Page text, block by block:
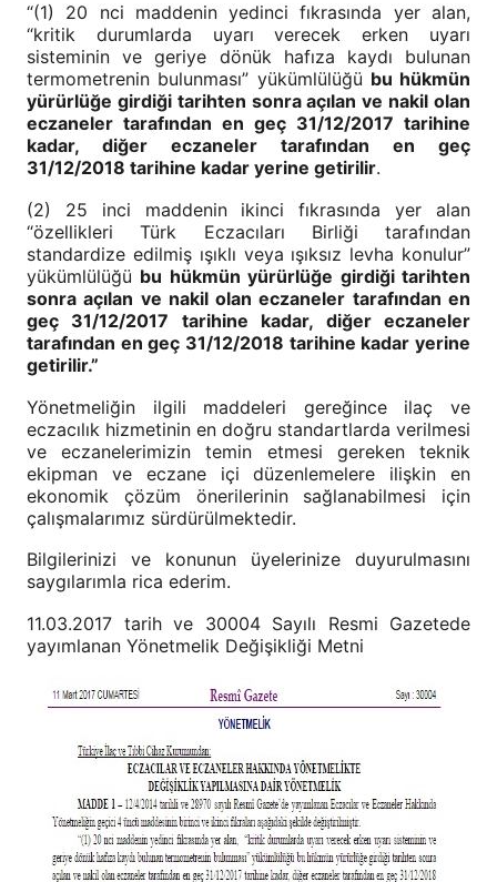
“(1) 20 nci maddenin yedinci fıkrasında yer alan,
“kritik durumlarda uyarı verecek erken uyarı
sisteminin ve geriye dönük hafıza kaydı bulunan
termometrenin bulunması” yükümlülüğü bu hükmün
yürürlüğe girdiği tarihten sonra açılan ve nakil olan
eczaneler tarafından en geç 31/12/2017 tarihine
kadar, diğer eczaneler tarafından en geç
31/12/2018 tarihine kadar yerine getirilir.
(2) 25 inci maddenin ikinci fıkrasında yer alan
“özellikleri Türk Eczacıları Birliği tarafından
standardize edilmiş ışıklı veya ışıksız levha konulur”
yükümlülüğü bu hükmün yürürlüğe girdiği tarihten
sonra açılan ve nakil olan eczaneler tarafından en
geç 31/12/2017 tarihine kadar, diğer eczaneler
tarafından en geç 31/12/2018 tarihine kadar yerine
getirilir.”
Yönetmeliğin ilgili maddeleri gereğince ilaç ve
eczacılık hizmetinin en doğru standartlarda verilmesi
ve eczanelerimizin temin etmesi gereken teknik
ekipman ve eczane içi düzenlemelere ilişkin en
ekonomik çözüm önerilerinin sağlanabilmesi için
çalışmalarımız sürdürülmektedir.
Bilgilerinizi ve konunun üyelerinize duyurulmasını
saygılarımla rica ederim.
11.03.2017 tarih ve 30004 Sayılı Resmi Gazetede
yayımlanan Yönetmelik Değişikliği Metni